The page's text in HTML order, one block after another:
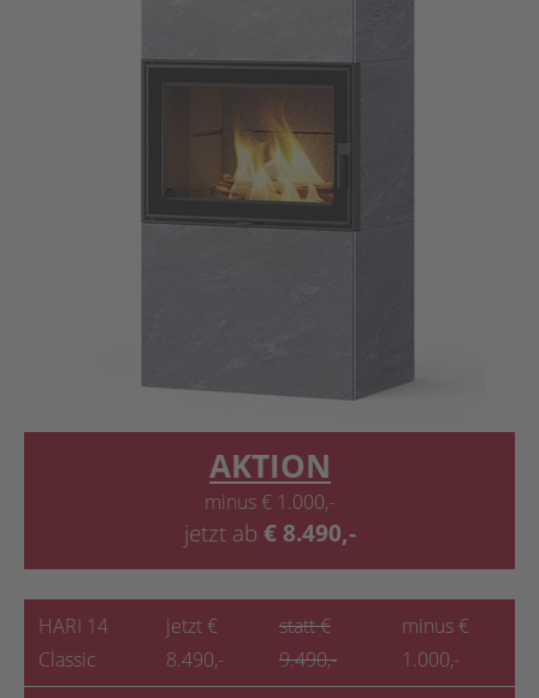
AKTION
minus € 1.000,-
jetzt ab € 8.490,-
HARI 14
Classic
jetzt €
8.490,-
statt €
9.490,-
minus €
1.000,-